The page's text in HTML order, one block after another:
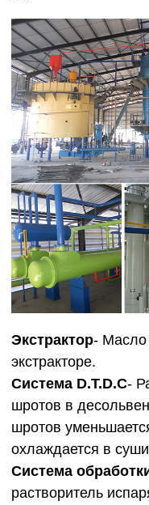
Экстрактор- Масло
экстракторе.
Система D.T.D.C-
шротов в
шротов
охлаждается в
Cистема
растворитель